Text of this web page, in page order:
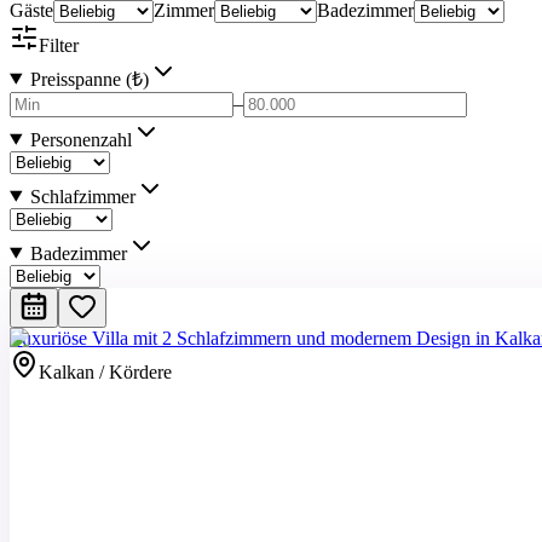
Gäste Zimmer
Badezimmer
Filter
Preisspanne (₺)
–
Personenzahl
Schlafzimmer
Badezimmer
Luxuriöse Villa mit 2 Schlafzimmern und modernem Design in
Kalkan / Kördere